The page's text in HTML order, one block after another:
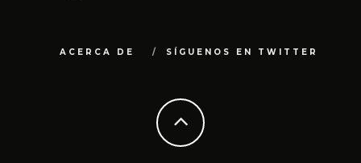
ACERCA DE SÍGUENOS EN TWITTER